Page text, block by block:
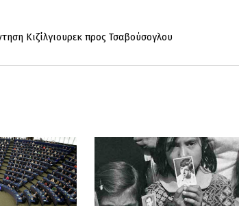
Κιζίλγιουρεκ προς Τσαβούσογλου